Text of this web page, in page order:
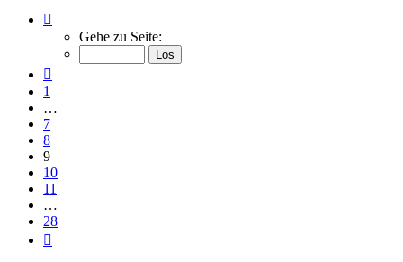
von
Gehe zu Seite:
1
…
7
8
9
10
11
…
28